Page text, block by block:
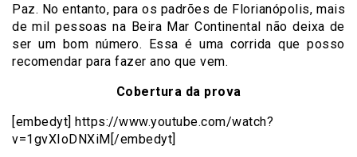
Paz. No entanto, para os padrões de Florianópolis, mais
de mil pessoas na Beira Mar Continental não deixa de
ser um bom número. Essa é uma corrida que posso
recomendar para fazer ano que vem.
Cobertura da prova
[embedyt] https://www.youtube.com/watch?
v=1gvXIoDNXiM[/embedyt]